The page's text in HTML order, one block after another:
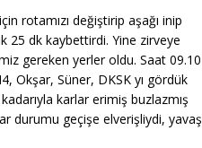
rotamızı değiştirip aşağı inip
25 dk kaybettirdi. Yine zirveye
gereken yerler oldu. Saat 09.10
Okşar, Süner, DKSK yı gördük
karlar erimiş buzlazmış
durumu geçişe elverişliydi, yavaş